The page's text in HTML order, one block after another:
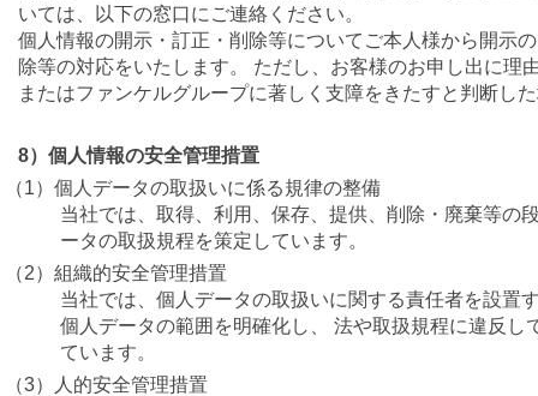
いては、以下の窓口にご連絡ください。
個人情報の開示・訂正・削除等についてご本人様から開示
除等の対応をいたします。 ただし、お客様のお申し出に
またはファンケルグループに著しく支障をきたすと判断し
8）個人情報の安全管理措置
（1）個人データの取扱いに係る規律の整備
当社では、取得、利用、保存、提供、削除・廃棄等の
ータの取扱規程を策定しています。
（2）組織的安全管理措置
当社では、個人データの取扱いに関する責任者を設置
個人データの範囲を明確化し、 法や取扱規程に違反
ています。
（3）人的安全管理措置